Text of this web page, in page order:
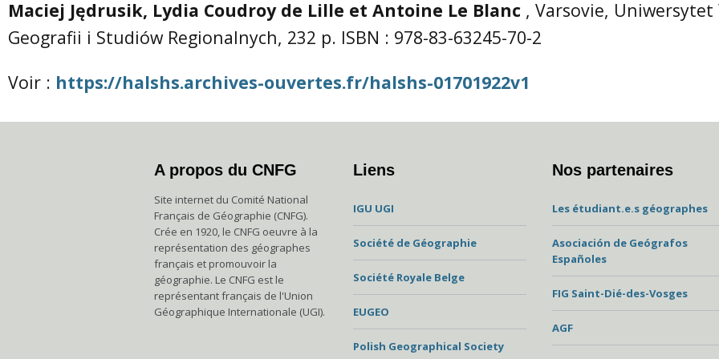
Maciej Jędrusik, Lydia Coudroy de Lille et Antoine Le Blanc , Varsovie, Uniwersytet
Geografii i Studiów Regionalnych, 232 p. ISBN : 978-83-63245-70-2
Voir : https://halshs.archives-ouvertes.fr/halshs-01701922v1
A propos du CNFG
Site internet du Comité National
Français de Géographie (CNFG).
Crée en 1920, le CNFG oeuvre à la
représentation des géographes
français et promouvoir la
géographie. Le CNFG est le
représentant français de l'Union
Géographique Internationale (UGI).
Liens
IGU UGI
Société de Géographie
Société Royale Belge
EUGEO
Polish Geographical Society
Nos partenaires
Les étudiant.e.s géographes
Asociación de Geógrafos
Españoles
FIG Saint-Dié-des-Vosges
AGF